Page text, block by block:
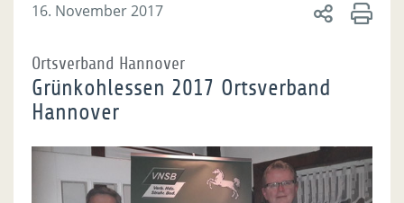
16. November 2017
Ortsverband Hannover
Grünkohlessen 2017 Ortsverband
Hannover